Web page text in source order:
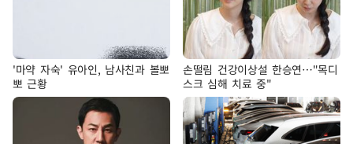
'마약 자숙' 유아인, 남사친과 볼뽀
뽀 근황
손떨림 건강이상설 한승연…"목디
스크 심해 치료 중"